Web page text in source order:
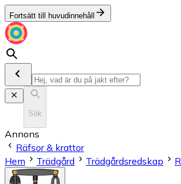
Fortsätt till huvudinnehåll
Sök
Annons
Räfsor & krattor
Hem
Trädgård Trädgårdsredskap